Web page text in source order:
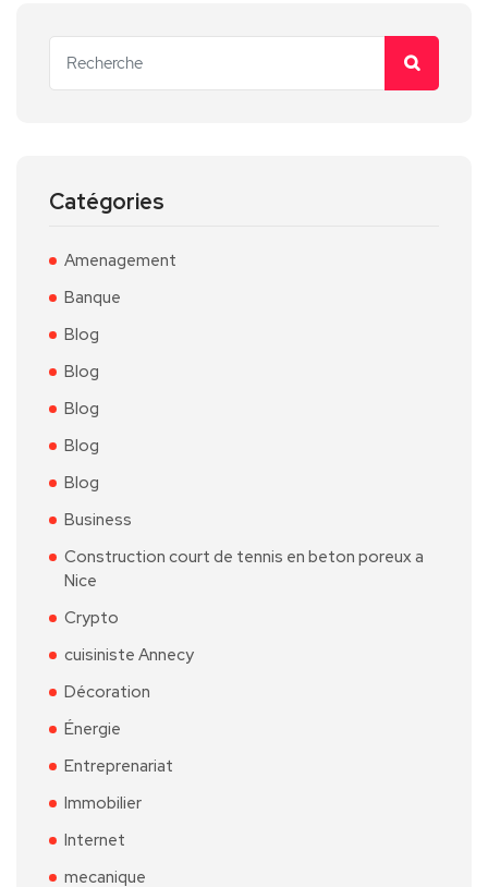
Catégories
Amenagement
Banque
Blog
Blog
Blog
Blog
Blog
Business
Construction court de tennis en beton poreux a
Nice
Crypto
cuisiniste Annecy
Décoration
Énergie
Entreprenariat
Immobilier
Internet
mecanique